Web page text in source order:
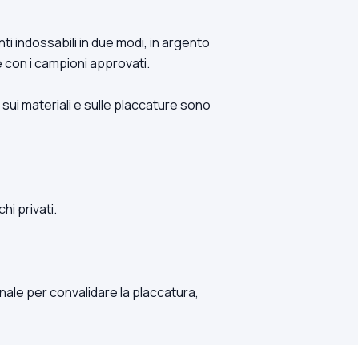
indossabili in due modi, in argento
i campioni approvati.
materiali e sulle placcature sono
privati.
per convalidare la placcatura,